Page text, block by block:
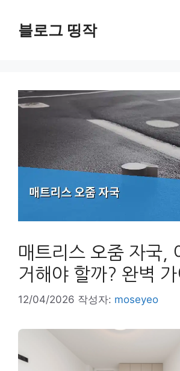
블로그 띵작
매트리스 오줌 자국,
거해야 할까? 완벽
12/04/2026 작성자: moseyeo